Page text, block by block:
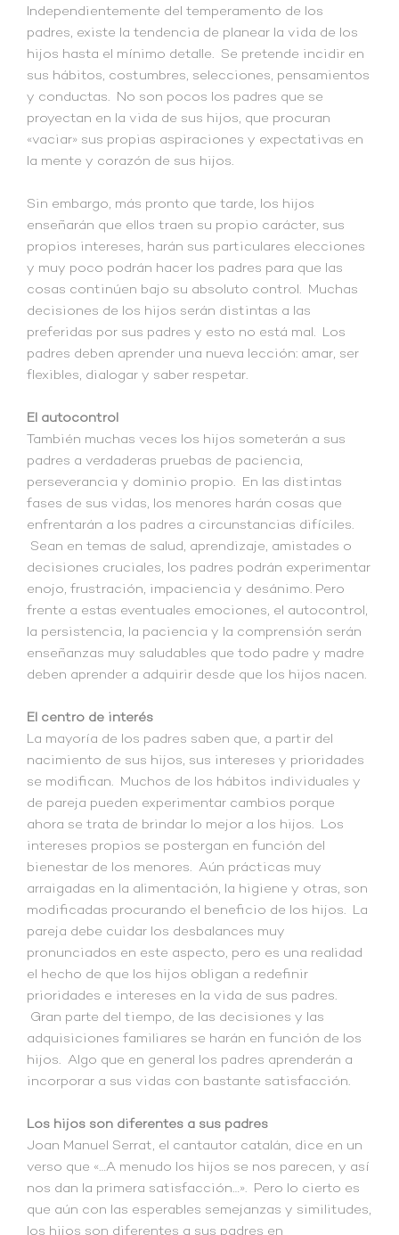
Independientemente del temperamento de los
padres, existe la tendencia de planear la vida de los
hijos hasta el mínimo detalle. Se pretende incidir en
sus hábitos, costumbres, selecciones, pensamientos
y conductas. No son pocos los padres que se
proyectan en la vida de sus hijos, que procuran
«vaciar» sus propias aspiraciones y expectativas en
la mente y corazón de sus hijos.
Sin embargo, más pronto que tarde, los hijos
enseñarán que ellos traen su propio carácter, sus
propios intereses, harán sus particulares elecciones
y muy poco podrán hacer los padres para que las
cosas continúen bajo su absoluto control. Muchas
decisiones de los hijos serán distintas a las
preferidas por sus padres y esto no está mal. Los
padres deben aprender una nueva lección: amar, ser
flexibles, dialogar y saber respetar.
El autocontrol
También muchas veces los hijos someterán a sus
padres a verdaderas pruebas de paciencia,
perseverancia y dominio propio. En las distintas
fases de sus vidas, los menores harán cosas que
enfrentarán a los padres a circunstancias difíciles.
Sean en temas de salud, aprendizaje, amistades o
decisiones cruciales, los padres podrán experimentar
enojo, frustración, impaciencia y desánimo. Pero
frente a estas eventuales emociones, el autocontrol,
la persistencia, la paciencia y la comprensión serán
enseñanzas muy saludables que todo padre y madre
deben aprender a adquirir desde que los hijos nacen.
El centro de interés
La mayoría de los padres saben que, a partir del
nacimiento de sus hijos, sus intereses y prioridades
se modifican. Muchos de los hábitos individuales y
de pareja pueden experimentar cambios porque
ahora se trata de brindar lo mejor a los hijos. Los
intereses propios se postergan en función del
bienestar de los menores. Aún prácticas muy
arraigadas en la alimentación, la higiene y otras, son
modificadas procurando el beneficio de los hijos. La
pareja debe cuidar los desbalances muy
pronunciados en este aspecto, pero es una realidad
el hecho de que los hijos obligan a redefinir
prioridades e intereses en la vida de sus padres.
Gran parte del tiempo, de las decisiones y las
adquisiciones familiares se harán en función de los
hijos. Algo que en general los padres aprenderán a
incorporar a sus vidas con bastante satisfacción.
Los hijos son diferentes a sus padres
Joan Manuel Serrat, el cantautor catalán, dice en un
verso que «…A menudo los hijos se nos parecen, y así
nos dan la primera satisfacción…». Pero lo cierto es
que aún con las esperables semejanzas y similitudes,
los hijos son diferentes a sus padres en